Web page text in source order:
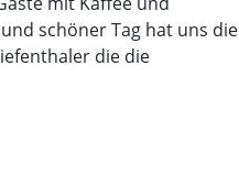
schöner Tag hat uns die
die die